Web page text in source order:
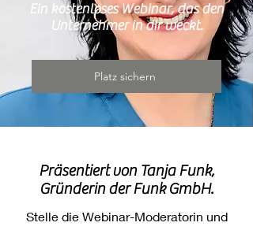
Ein kostenloses Webinar, das den
Unternehmer in dir weckt.
Platz sichern
Präsentiert von Tanja Funk,
Gründerin der Funk GmbH.
Stelle die Webinar-Moderatorin und